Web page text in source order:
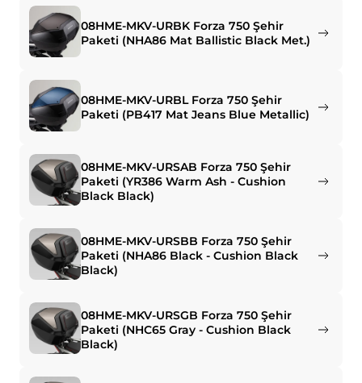
08HME-MKV-URBK Forza 750 Şehir
Paketi (NHA86 Mat Ballistic Black Met.)
08HME-MKV-URBL Forza 750 Şehir
Paketi (PB417 Mat Jeans Blue Metallic)
08HME-MKV-URSAB Forza 750 Şehir
Paketi (YR386 Warm Ash - Cushion
Black Black)
08HME-MKV-URSBB Forza 750 Şehir
Paketi (NHA86 Black - Cushion Black
Black)
08HME-MKV-URSGB Forza 750 Şehir
Paketi (NHC65 Gray - Cushion Black
Black)